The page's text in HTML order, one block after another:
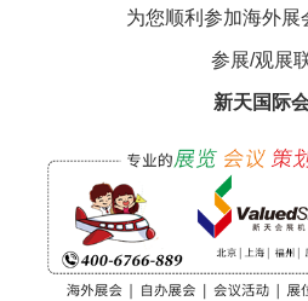
为您顺利参加海外展
参展/观展
新天国际